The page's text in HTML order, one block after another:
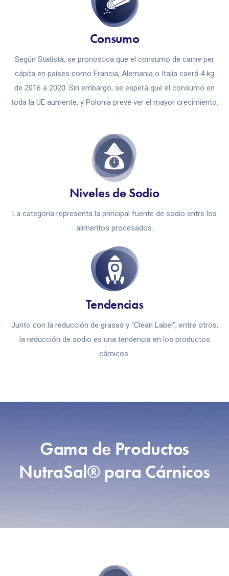
Consumo
Según Statista, se pronostica que el consumo de carne per
cápita en países como Francia, Alemania o Italia caerá 4 kg
de 2016 a 2020. Sin embargo, se espera que el consumo en
toda la UE aumente, y Polonia prevé ver el mayor crecimiento.
.
Niveles de Sodio
La categoría representa la principal fuente de sodio entre los
alimentos procesados.
Tendencias
Junto con la reducción de grasas y “Clean Label”, entre otros,
la reducción de sodio es una tendencia en los productos
cárnicos.
Gama de Productos
NutraSal® para Cárnicos